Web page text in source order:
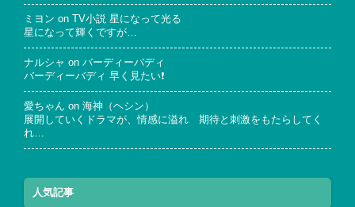
ミヨン on TV小説 星になって光る
星になって輝くですが…
ナルシャ on バーディーバディ
バーディーバディ 早く見たい❗
愛ちゃん on 海神（ヘシン）
展開していくドラマが、情感に溢れ 期待と刺激をもたらしてく
れ…
人気記事